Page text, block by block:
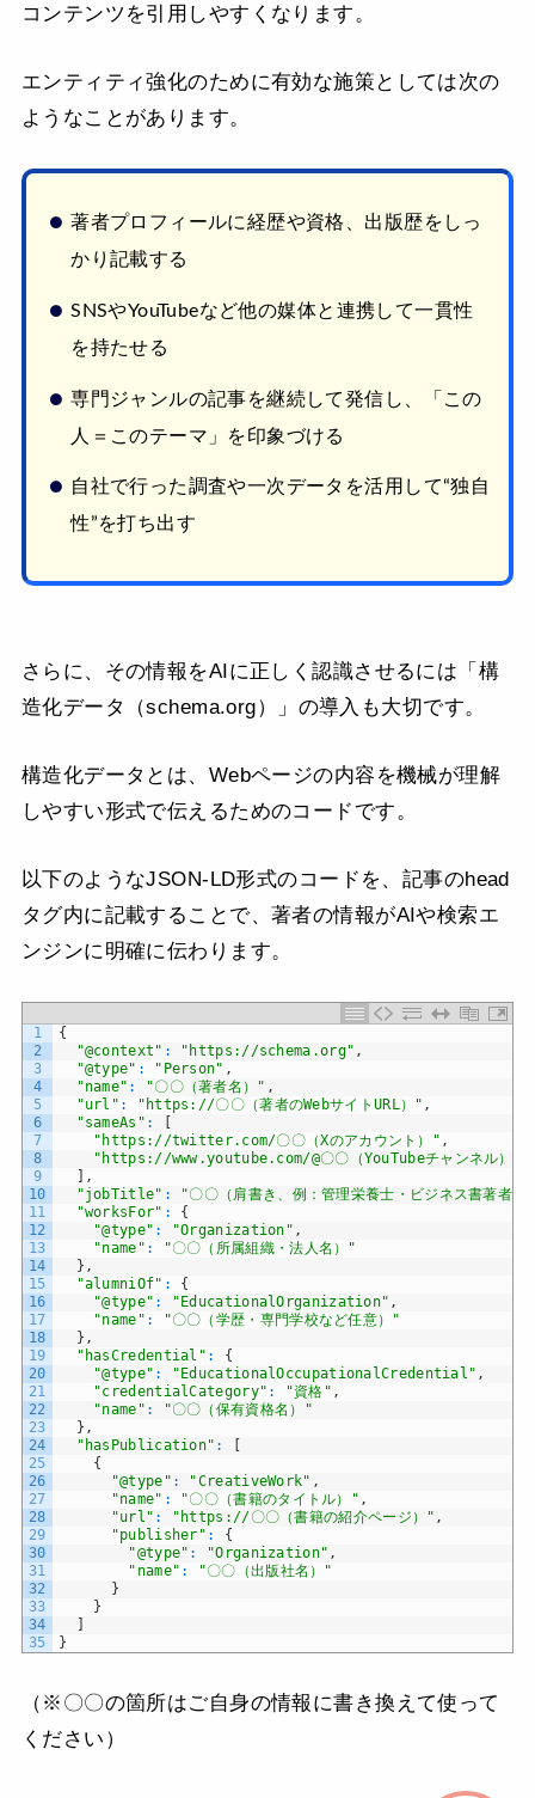
コンテンツを引用しやすくなります。
エンティティ強化のために有効な施策としては次の
ようなことがあります。
著者プロフィールに経歴や資格、出版歴をしっ
かり記載する
SNSやYouTubeなど他の媒体と連携して一貫性
を持たせる
専門ジャンルの記事を継続して発信し、「この
人＝このテーマ」を印象づける
自社で行った調査や一次データを活用して“独自
性”を打ち出す
さらに、その情報をAIに正しく認識させるには「構
造化データ（schema.org）」の導入も大切です。
構造化データとは、Webページの内容を機械が理解
しやすい形式で伝えるためのコードです。
以下のようなJSON-LD形式のコードを、記事のhead
タグ内に記載することで、著者の情報がAIや検索エ
ンジンに明確に伝わります。
コピー
1
2
3
4
5
6
7
8
9
10
11
12
13
14
15
16
17
18
19
20
21
22
23
24
25
26
27
28
29
30
31
32
33
34
35
{
"@context" : "https://schema.org" ,
"@type" : "Person" ,
"name" : "〇〇（著者名）" ,
"url" : "https://〇〇（著者のWebサイトURL）" ,
"sameAs" :
"https://twitter.com/〇〇（Xのアカウント）" ,
"https://www.youtube.com/@〇〇（YouTubeチャンネル）"
,
"jobTitle" :
"〇〇（肩書き、例：管理栄養士・ビジネス書著者）"
"worksFor" :
{
"@type" : "Organization" ,
"name" :
"〇〇（所属組織・法人名）"
} ,
"alumniOf" :
{
"@type" : "EducationalOrganization" ,
"name" :
"〇〇（学歴・専門学校など任意）"
} ,
"hasCredential" :
{
"@type" : "EducationalOccupationalCredential" ,
"credentialCategory" : "資格" ,
"name" :
"〇〇（保有資格名）"
} ,
"hasPublication" :
{
"@type" : "CreativeWork" ,
"name" : "〇〇（書籍のタイトル）" ,
"url" : "https://〇〇（書籍の紹介ページ）" ,
"publisher" :
{
"@type" : "Organization" ,
"name" :
"〇〇（出版社名）"
}
}
}
（※〇〇の箇所はご自身の情報に書き換えて使って
ください）